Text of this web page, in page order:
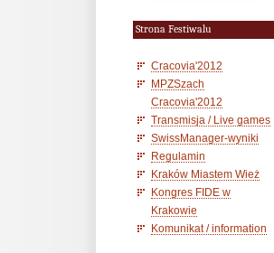
Strona Festiwalu
Cracovia'2012
MPZSzach
Cracovia'2012
Transmisja / Live games
SwissManager-wyniki
Regulamin
Kraków Miastem Wież
Kongres FIDE w
Krakowie
Komunikat / information